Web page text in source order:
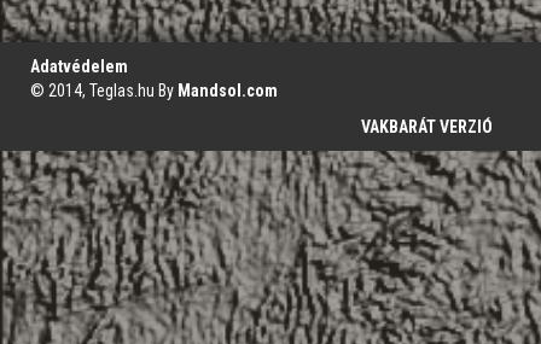
';
Adatvédelem
© 2014, Teglas.hu By Mandsol.com
VAKBARÁT VERZIÓ